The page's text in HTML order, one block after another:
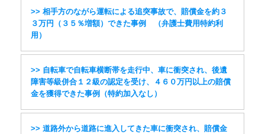
>> 相手方のながら運転による追突事故で、賠償金を約３
３万円（３５％増額）できた事例 （弁護士費用特約利
用）
>> 自転車で自転車横断帯を走行中、車に衝突され、後遺
障害等級併合１２級の認定を受け、４６０万円以上の賠償
金を獲得できた事例（特約加入なし）
>> 道路外から道路に進入してきた車に衝突され、賠償金